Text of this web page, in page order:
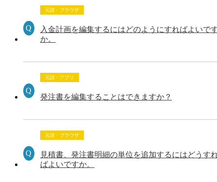
元請・ブラウザ
入金計画を編集するにはどのようにすればよいで
か。
元請・アプリ
発注書を編集することはできますか？
元請・ブラウザ
見積書、発注書明細の単位を追加するにはどうす
ばよいですか。